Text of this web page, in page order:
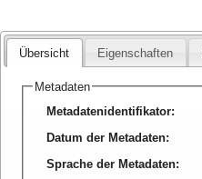
Übersicht Eigenschaften
Metadaten
Metadatenidentifikator:
Datum der Metadaten:
Sprache der Metadaten: